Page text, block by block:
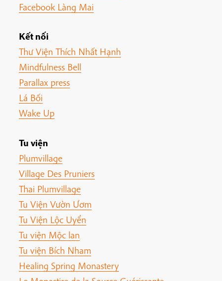
Facebook Làng Mai
Kết nối
Thư Viện Thích Nhất Hạnh
Mindfulness Bell
Parallax press
Lá Bối
Wake Up
Tu viện
Plumvillage
Village Des Pruniers
Thai Plumvillage
Tu Viện Vườn Ươm
Tu Viện Lộc Uyển
Tu viện Mộc lan
Tu viện Bích Nham
Healing Spring Monastery